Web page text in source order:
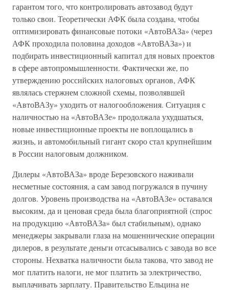
гарантом того, что контролировать автозавод будут
только свои. Теоретически АФК была создана, чтобы
оптимизировать финансовые потоки «АвтоВАЗа» (через
АФК проходила половина доходов «АвтоВАЗа») и
подбирать инвестиционный капитал для новых проектов
в сфере автопромышленности. Фактически же, по
утверждению российских налоговых органов, АФК
являлась стержнем сложной схемы, позволявшей
«АвтоВАЗу» уходить от налогообложения. Ситуация с
наличностью на «АвтоВАЗе» продолжала ухудшаться,
новые инвестиционные проекты не воплощались в
жизнь, и автомобильный гигант скоро стал крупнейшим
в России налоговым должником.
Дилеры «АвтоВАЗа» вроде Березовского наживали
несметные состояния, а сам завод погружался в пучину
долгов. Уровень производства на «АвтоВАЗе» оставался
высоким, да и ценовая среда была благоприятной (спрос
на продукцию «АвтоВАЗа» был стабильным), однако
менеджеры закрывали глаза на мошеннические операции
дилеров, в результате деньги отсасывались с завода во все
стороны. Нехватка наличности была такова, что завод не
мог платить налоги, не мог платить за электричество,
выплачивать зарплату. Правительство Ельцина не